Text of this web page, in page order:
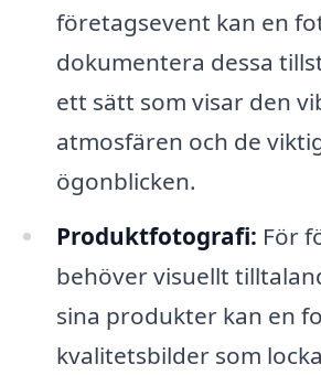
företagsevent kan en
dokumentera dessa
ett sätt som visar den
atmosfären och de
ögonblicken.
Produktfotografi: För
behöver visuellt
sina produkter kan en
kvalitetsbilder som